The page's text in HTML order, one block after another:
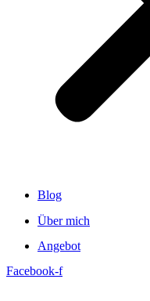
Blog
Über mich
Angebot
Facebook-f